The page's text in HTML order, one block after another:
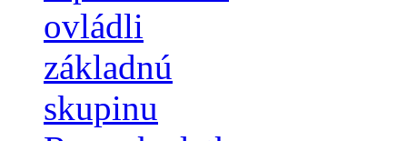
ovládli
základnú
skupinu